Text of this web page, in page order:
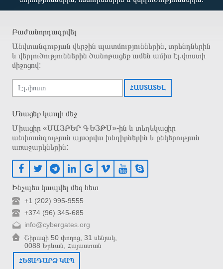
Բաժանորդագրվել
Անվտանգության վերջին պատմություններին, տրենդներին
և վերլուծություններին ծանոթացեք ամեն ամիս էլ.փոստի
միջոցով:
ՀԱՍՏԱՏԵԼ
Մնացեք կապի մեջ
Միացիր «ՍԱՅԲԵՐ ԳԵՅԹՍ»-ին և տեղեկացիր
անվտանգության այսօրվա խնդիրներին և ընկերության
առաջարկներին:
Ինչպես կապվել մեզ հետ
+1 (202) 995-9555
+374 (96) 345-685
info@cybergates.org
Շիրազի 50 փողոց, 31 սենյակ,
0088 Երևան, Հայաստան
ՀԵՏԱԴԱՐՁ ԿԱՊ